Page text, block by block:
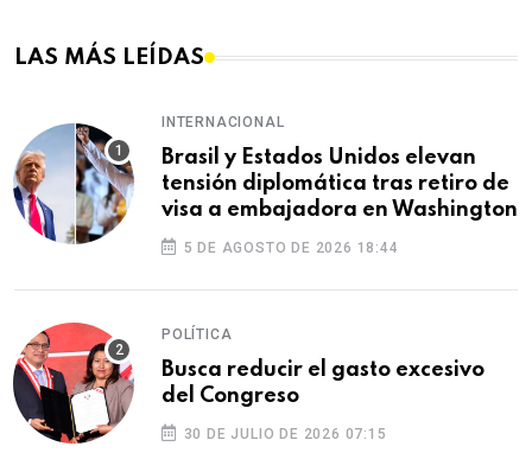
LAS MÁS LEÍDAS
INTERNACIONAL
Brasil y Estados Unidos elevan
tensión diplomática tras retiro de
visa a embajadora en Washington
5 DE AGOSTO DE 2026 18:44
POLÍTICA
Busca reducir el gasto excesivo
del Congreso
30 DE JULIO DE 2026 07:15